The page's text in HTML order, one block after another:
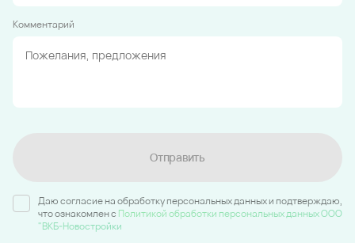
Комментарий
Отправить
Даю согласие на обработку персональных данных и подтверждаю,
что ознакомлен c Политикой обработки персональных данных ООО
"ВКБ-Новостройки